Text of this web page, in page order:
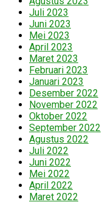
Juli 2023
Juni 2023
Mei 2023
April 2023
Maret 2023
Februari 2023
Januari 2023
Desember 2022
November 2022
Oktober 2022
September 2022
Agustus 2022
Juli 2022
Juni 2022
Mei 2022
April 2022
Maret 2022